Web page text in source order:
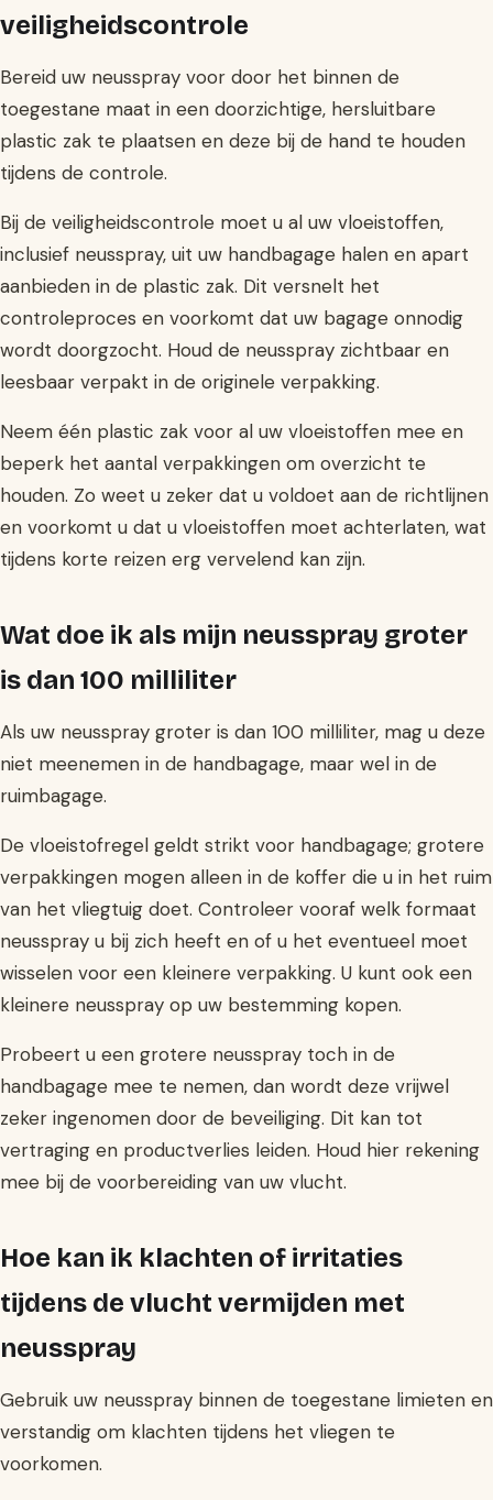
veiligheidscontrole
Bereid uw neusspray voor door het binnen de
toegestane maat in een doorzichtige, hersluitbare
plastic zak te plaatsen en deze bij de hand te houden
tijdens de controle.
Bij de veiligheidscontrole moet u al uw vloeistoffen,
inclusief neusspray, uit uw handbagage halen en apart
aanbieden in de plastic zak. Dit versnelt het
controleproces en voorkomt dat uw bagage onnodig
wordt doorgzocht. Houd de neusspray zichtbaar en
leesbaar verpakt in de originele verpakking.
Neem één plastic zak voor al uw vloeistoffen mee en
beperk het aantal verpakkingen om overzicht te
houden. Zo weet u zeker dat u voldoet aan de richtlijnen
en voorkomt u dat u vloeistoffen moet achterlaten, wat
tijdens korte reizen erg vervelend kan zijn.
Wat doe ik als mijn neusspray groter
is dan 100 milliliter
Als uw neusspray groter is dan 100 milliliter, mag u deze
niet meenemen in de handbagage, maar wel in de
ruimbagage.
De vloeistofregel geldt strikt voor handbagage; grotere
verpakkingen mogen alleen in de koffer die u in het ruim
van het vliegtuig doet. Controleer vooraf welk formaat
neusspray u bij zich heeft en of u het eventueel moet
wisselen voor een kleinere verpakking. U kunt ook een
kleinere neusspray op uw bestemming kopen.
Probeert u een grotere neusspray toch in de
handbagage mee te nemen, dan wordt deze vrijwel
zeker ingenomen door de beveiliging. Dit kan tot
vertraging en productverlies leiden. Houd hier rekening
mee bij de voorbereiding van uw vlucht.
Hoe kan ik klachten of irritaties
tijdens de vlucht vermijden met
neusspray
Gebruik uw neusspray binnen de toegestane limieten en
verstandig om klachten tijdens het vliegen te
voorkomen.